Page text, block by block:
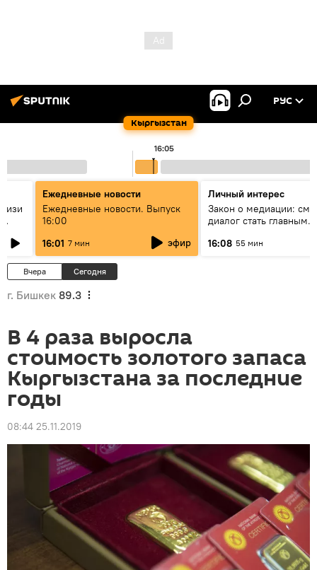
Кыргызстан
РУС
16:05
изи
Ежедневные новости
Ежедневные новости. Выпуск
16:00
16:01 7 мин эфир
Личный интерес
Закон о медиации:
диалог стать главным
Кыргызстане?
16:08 55 мин
Вчера Сегодня
г. Бишкек 89.3
В 4 раза выросла
стоимость золотого запаса
Кыргызстана за последние
годы
08:44 25.11.2019